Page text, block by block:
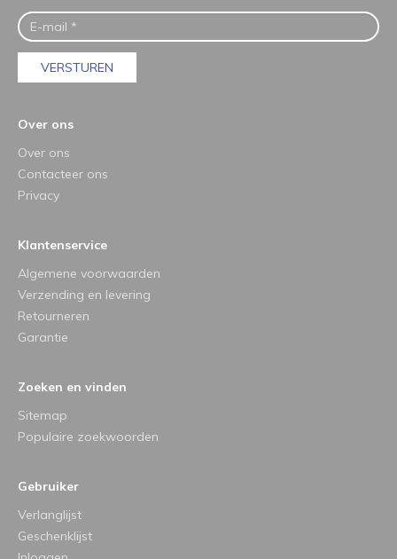
VERSTUREN
Over ons
Over ons
Contacteer ons
Privacy
Klantenservice
Algemene voorwaarden
Verzending en levering
Retourneren
Garantie
Zoeken en vinden
Sitemap
Populaire zoekwoorden
Gebruiker
Verlanglijst
Geschenklijst